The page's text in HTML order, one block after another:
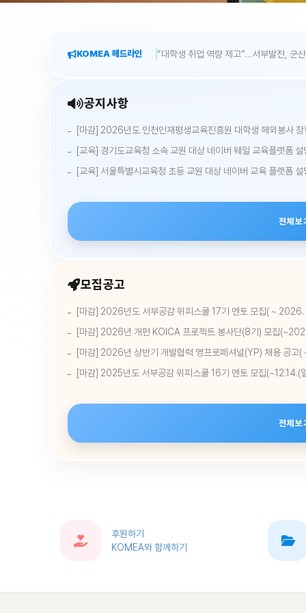
KOMEA 헤드라인 “대학생 취업 역량 제고”…서부발전, 군
공지사항
[마감] 2026년도 인천인재평생교육진흥원 대학생 해외봉사
[교육] 경기도교육청 소속 교원 대상 네이버 웨일 교육플랫폼 설
[교육] 서울특별시교육청 초등 교원 대상 네이버 교육 플랫폼 설
전체보
모집공고
[마감] 2026년도 서부공감 위피스쿨 17기 멘토 모집( ~
[마감] 2026년 개편 KOICA 프로젝트 봉사단(8기) 모집
[마감] 2026년 상반기 개발협력 영프로페셔널(YP) 채용 공고
[마감] 2025년도 서부공감 위피스쿨 16기 멘토 모집(~12.14.(
전체보
후원하기
KOMEA와 함께하기